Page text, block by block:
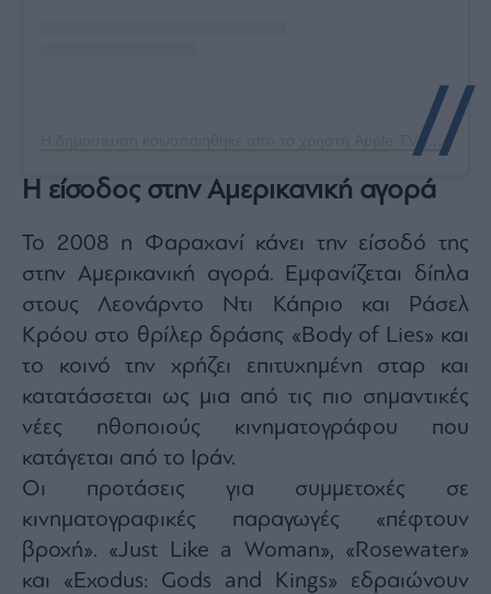
Η δημοσίευση κοινοποιήθηκε από το χρήστη Apple TV (@appletv)
Η είσοδος στην Αμερικανική αγορά
Το 2008 η Φαραχανί κάνει την είσοδό της
στην Αμερικανική αγορά. Εμφανίζεται δίπλα
στους Λεονάρντο Ντι Κάπριο και Ράσελ
Κρόου στο θρίλερ δράσης «Body of Lies» και
το κοινό την χρήζει επιτυχημένη σταρ και
κατατάσσεται ως μια από τις πιο σημαντικές
νέες ηθοποιούς κινηματογράφου που
κατάγεται από το Ιράν.
Οι προτάσεις για συμμετοχές σε
κινηματογραφικές παραγωγές «πέφτουν
βροχή». «Just Like a Woman», «Rosewater»
και «Exodus: Gods and Kings» εδραιώνουν